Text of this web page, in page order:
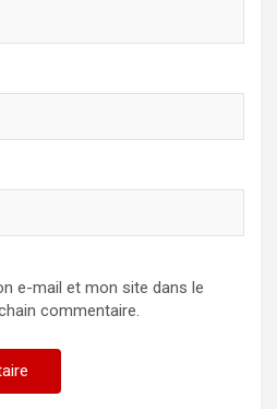
e-mail et mon site dans le
commentaire.